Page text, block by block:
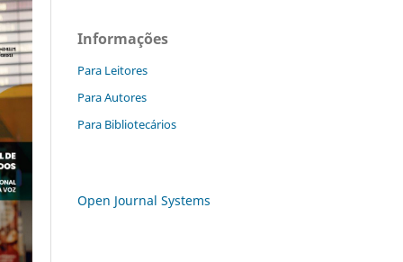
Informações
Para Leitores
Para Autores
Para Bibliotecários
Open Journal Systems